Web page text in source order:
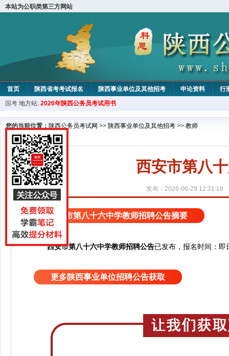
本站为公职类第三方网站
首页 陕西省考考试报名 陕西事业单位及其他招考 申论资料
行
国考 地方站: 2026年陕西公务员考试用书
您的当前位置： 陕西公务员考试网 >> 陕西事业单位及其他招考 >> 教师
西安市第八
发布：2026-06-29 12:31:18
西安市第八十六中学教师招聘公告摘要
西安市第八十六中学教师招聘公告已发布，报名时间：
更多陕西事业单位招聘公告获取